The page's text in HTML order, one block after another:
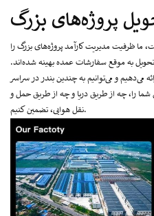
پروژه‌های بزرگ
ما ظرفیت مدیریت کارآمد پروژه‌های بزرگ را
به موقع سفارشات عمده بهینه شده‌اند.
می‌دهیم و می‌توانیم به چندین بندر در سراسر
را، چه از طریق دریا و چه از طریق حمل و
نقل هوایی، تضمین کنیم.